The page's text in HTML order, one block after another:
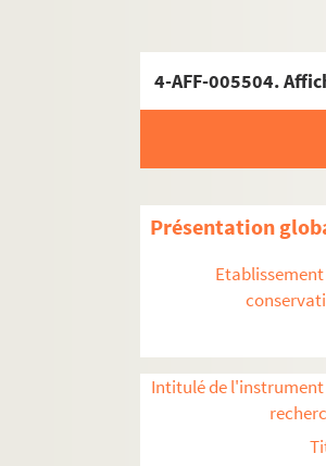
4-AFF-005504.
Présentation
Intitulé de l'instrument
Carrière
Théâtre
Metteur en
On fait
En
Les
Les nuits
Une
Zig-zag